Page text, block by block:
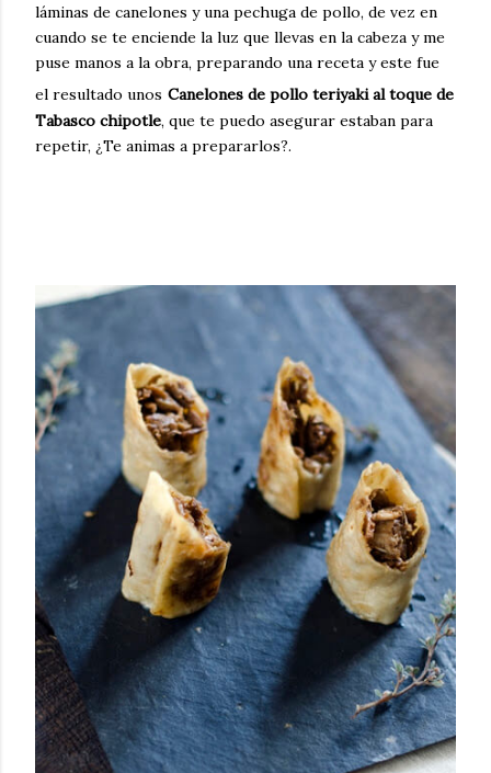
láminas de canelones y una pechuga de pollo, de vez en
cuando se te enciende la luz que llevas en la cabeza y me
puse manos a la obra, preparando una receta y este fue
el resultado unos Canelones de pollo teriyaki al toque de
Tabasco chipotle, que te puedo asegurar estaban para
repetir, ¿Te animas a prepararlos?.